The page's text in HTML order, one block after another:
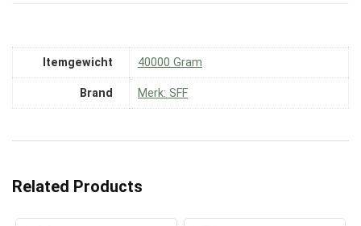
Itemgewicht ‎40000 Gram
Brand Merk: SFF
Related Products